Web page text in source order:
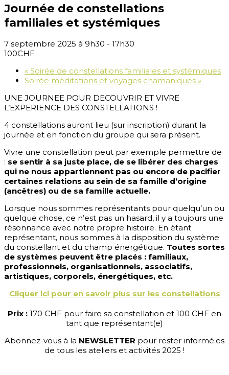
Journée de constellations
familiales et systémiques
7 septembre 2025 à 9h30 - 17h30
100CHF
« Soirée de constellations familiales et systémiques
Soirée méditations et voyages chamaniques »
UNE JOURNEE POUR DECOUVRIR ET VIVRE
L’EXPERIENCE DES CONSTELLATIONS !
4 constellations auront lieu (sur inscription) durant la
journée et en fonction du groupe qui sera présent.
Vivre une constellation peut par exemple permettre de
: se sentir à sa juste place, de se libérer des charges
qui ne nous appartiennent pas ou encore de pacifier
certaines relations au sein de sa famille d’origine
(ancêtres) ou de sa famille actuelle.
Lorsque nous sommes représentants pour quelqu’un ou
quelque chose, ce n’est pas un hasard, il y a toujours une
résonnance avec notre propre histoire. En étant
représentant, nous sommes à la disposition du système
du constellant et du champ énergétique. Toutes sortes
de systèmes peuvent être placés : familiaux,
professionnels, organisationnels, associatifs,
artistiques, corporels, énergétiques, etc.
Cliquer ici pour en savoir plus sur les constellations
Prix : 170 CHF pour faire sa constellation et 100 CHF en
tant que représentant(e)
Abonnez-vous à la NEWSLETTER pour rester informé.es
de tous les ateliers et activités 2025 !